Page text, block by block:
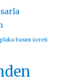
basım ücreti